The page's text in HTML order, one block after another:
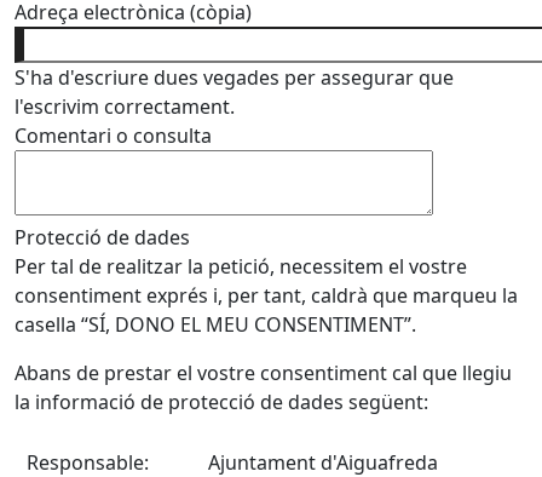
Adreça electrònica (còpia)
S'ha d'escriure dues vegades per assegurar que
l'escrivim correctament.
Comentari o consulta
Protecció de dades
Per tal de realitzar la petició, necessitem el vostre
consentiment exprés i, per tant, caldrà que marqueu la
casella “SÍ, DONO EL MEU CONSENTIMENT”.
Abans de prestar el vostre consentiment cal que llegiu
la informació de protecció de dades següent:
Responsable:
Ajuntament d'Aiguafreda